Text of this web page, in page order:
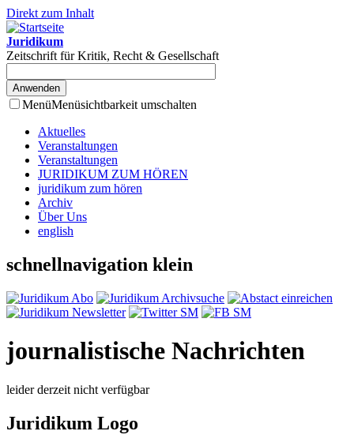
Direkt zum Inhalt
Juridikum
Zeitschrift für Kritik, Recht & Gesellschaft
MenüMenüsichtbarkeit umschalten
Aktuelles
Veranstaltungen
Veranstaltungen
JURIDIKUM ZUM HÖREN
juridikum zum hören
Archiv
Über Uns
english
schnellnavigation klein
journalistische Nachrichten
leider derzeit nicht verfügbar
Juridikum Logo